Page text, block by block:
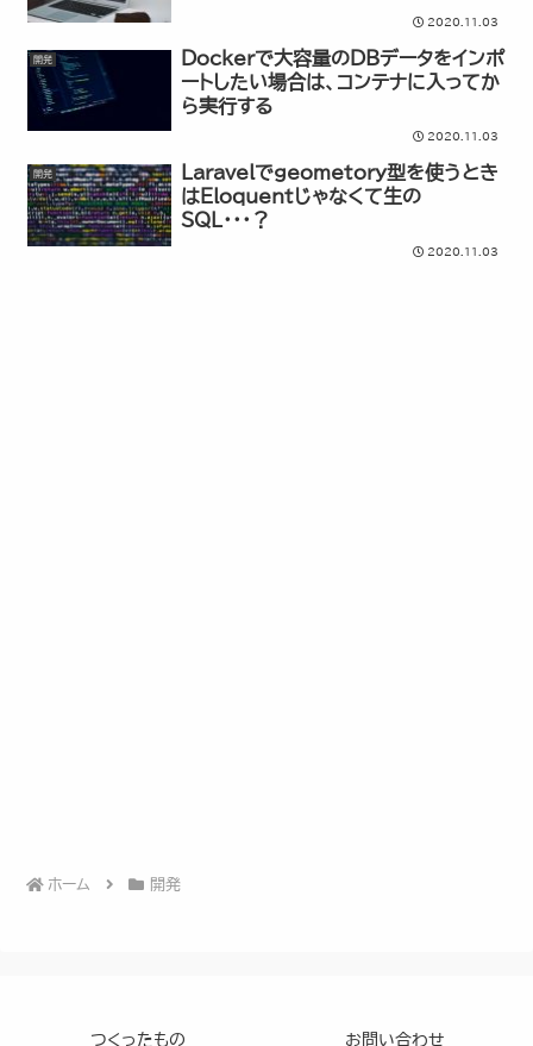
2020.11.03
開発
Dockerで大容量のDBデータをインポ
ートしたい場合は、コンテナに入ってか
ら実行する
2020.11.03
開発
Laravelでgeometory型を使うとき
はEloquentじゃなくて生の
SQL・・・？
2020.11.03
ホーム 開発
つくったもの お問い合わせ